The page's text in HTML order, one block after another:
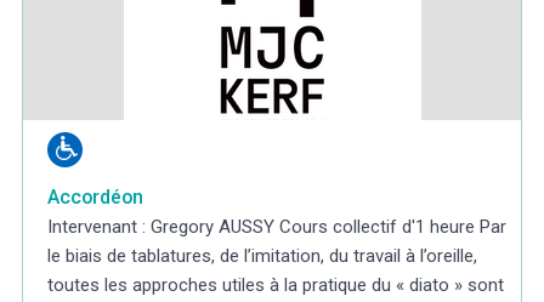
Accordéon
Intervenant : Gregory AUSSY Cours collectif d'1 heure Par
le biais de tablatures, de l’imitation, du travail à l’oreille,
toutes les approches utiles à la pratique du « diato » sont